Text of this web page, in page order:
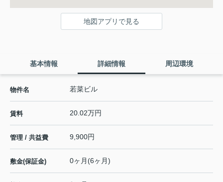
地図アプリで見る
基本情報 詳細情報 周辺環境
物件名 若菜ビル
賃料 20.02万円
管理 / 共益費 9,900円
敷金(保証金) 0ヶ月(6ヶ月)